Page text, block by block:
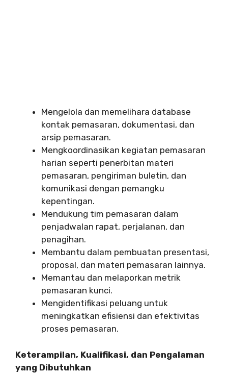
Mengelola dan memelihara database
kontak pemasaran, dokumentasi, dan
arsip pemasaran.
Mengkoordinasikan kegiatan pemasaran
harian seperti penerbitan materi
pemasaran, pengiriman buletin, dan
komunikasi dengan pemangku
kepentingan.
Mendukung tim pemasaran dalam
penjadwalan rapat, perjalanan, dan
penagihan.
Membantu dalam pembuatan presentasi,
proposal, dan materi pemasaran lainnya.
Memantau dan melaporkan metrik
pemasaran kunci.
Mengidentifikasi peluang untuk
meningkatkan efisiensi dan efektivitas
proses pemasaran.
Keterampilan, Kualifikasi, dan Pengalaman
yang Dibutuhkan